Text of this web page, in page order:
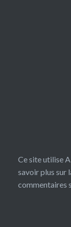
Ce site utilise
savoir plus sur
commentaires